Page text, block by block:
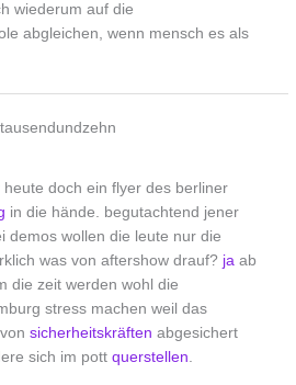
wiederum auf die
abgleichen, wenn mensch es als
doch ein flyer des berliner
in die hände. begutachtend jener
demos wollen die leute nur die
was von aftershow drauf? ja ab
die zeit werden wohl die
stress machen weil das
vonsicherheitskräften abgesichert
sich im pottquerstellen